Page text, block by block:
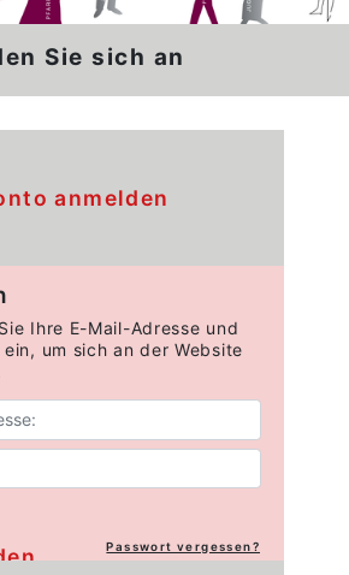
Sie sich an
anmelden
Ihre E-Mail-Adresse und
um sich an der Website
Passwort vergessen?